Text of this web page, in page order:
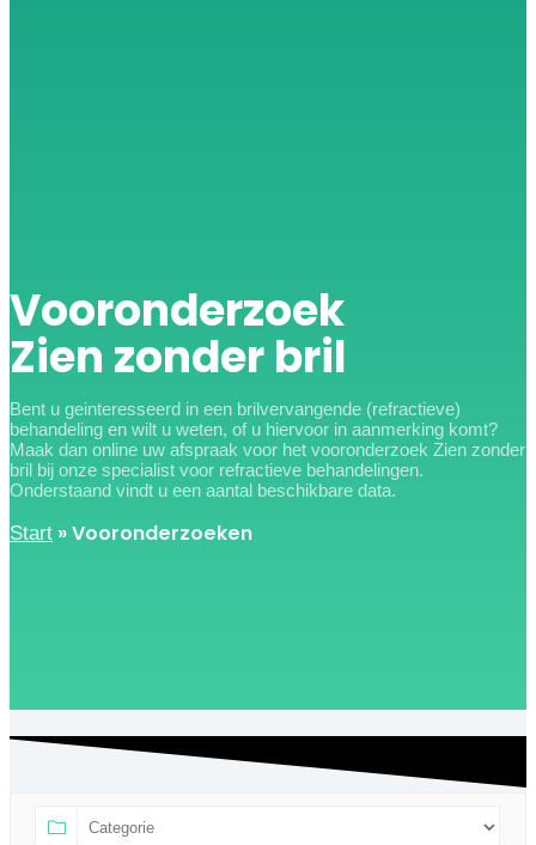
Vooronderzoek
Zien zonder bril
Bent u geinteresseerd in een brilvervangende (refractieve)
behandeling en wilt u weten, of u hiervoor in aanmerking komt?
Maak dan online uw afspraak voor het vooronderzoek Zien zonder
bril bij onze specialist voor refractieve behandelingen.
Onderstaand vindt u een aantal beschikbare data.
Start »Vooronderzoeken